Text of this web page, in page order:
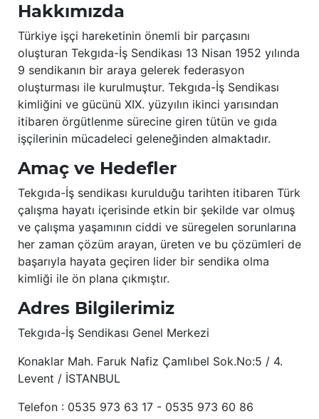
Hakkımızda
Türkiye işçi hareketinin önemli bir parçasını
oluşturan Tekgıda-İş Sendikası 13 Nisan 1952 yılında
9 sendikanın bir araya gelerek federasyon
oluşturması ile kurulmuştur. Tekgıda-İş Sendikası
kimliğini ve gücünü XIX. yüzyılın ikinci yarısından
itibaren örgütlenme sürecine giren tütün ve gıda
işçilerinin mücadeleci geleneğinden almaktadır.
Amaç ve Hedefler
Tekgıda-İş sendikası kurulduğu tarihten itibaren Türk
çalışma hayatı içerisinde etkin bir şekilde var olmuş
ve çalışma yaşamının ciddi ve süregelen sorunlarına
her zaman çözüm arayan, üreten ve bu çözümleri de
başarıyla hayata geçiren lider bir sendika olma
kimliği ile ön plana çıkmıştır.
Adres Bilgilerimiz
Tekgıda-İş Sendikası Genel Merkezi
Konaklar Mah. Faruk Nafiz Çamlıbel Sok.No:5 / 4.
Levent / İSTANBUL
Telefon : 0535 973 63 17 - 0535 973 60 86